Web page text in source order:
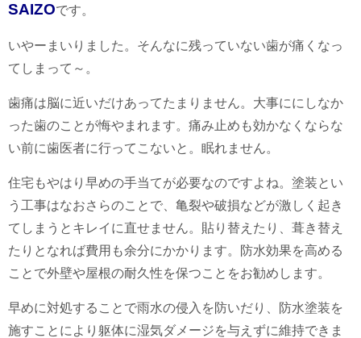
SAIZOです。
いやーまいりました。そんなに残っていない歯が痛くなっ
てしまって～。
歯痛は脳に近いだけあってたまりません。大事ににしなか
った歯のことが悔やまれます。痛み止めも効かなくならな
い前に歯医者に行ってこないと。眠れません。
住宅もやはり早めの手当てが必要なのですよね。塗装とい
う工事はなおさらのことで、亀裂や破損などが激しく起き
てしまうとキレイに直せません。貼り替えたり、葺き替え
たりとなれば費用も余分にかかります。防水効果を高める
ことで外壁や屋根の耐久性を保つことをお勧めします。
早めに対処することで雨水の侵入を防いだり、防水塗装を
施すことにより躯体に湿気ダメージを与えずに維持できま